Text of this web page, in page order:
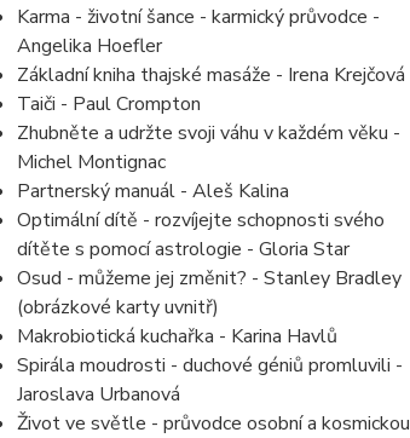
Karma - životní šance - karmický průvodce -
Angelika Hoefler
Základní kniha thajské masáže - Irena Krejčová
Taiči - Paul Crompton
Zhubněte a udržte svoji váhu v každém věku -
Michel Montignac
Partnerský manuál - Aleš Kalina
Optimální dítě - rozvíjejte schopnosti svého
dítěte s pomocí astrologie - Gloria Star
Osud - můžeme jej změnit? - Stanley Bradley
(obrázkové karty uvnitř)
Makrobiotická kuchařka - Karina Havlů
Spirála moudrosti - duchové géniů promluvili -
Jaroslava Urbanová
Život ve světle - průvodce osobní a kosmickou